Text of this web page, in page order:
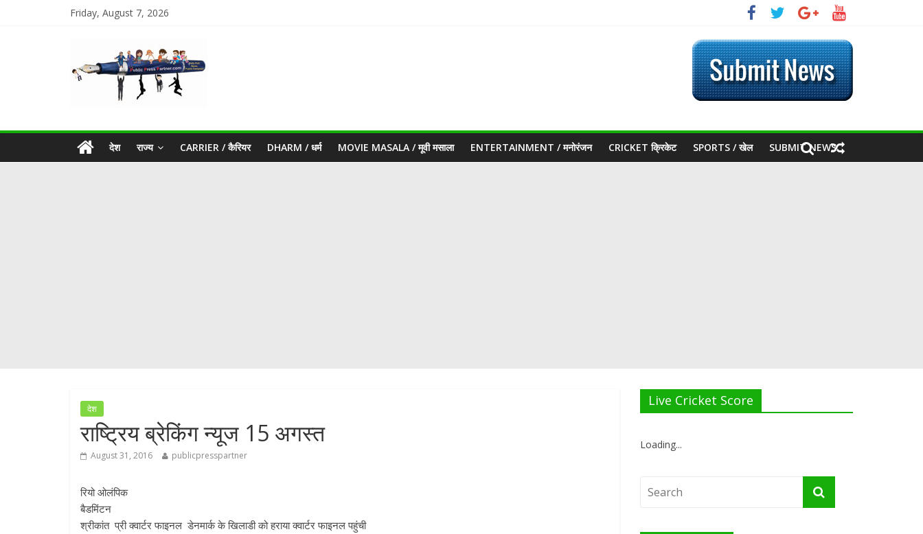
Friday, August 7, 2026
देश राज्य CARRIER / कैरियर DHARM / धर्म MOVIE MASALA / मूवी मसाला ENTERTAINMENT / मनोरंजन CRICKET क्रिकेट SPORTS / खेल SUBMIT NEWS
देश
राष्ट्रिय ब्रेकिंग न्यूज 15 अगस्त
August 31, 2016 publicpresspartner
रियो ओलंपिक
बैडमिंटन
श्रीकांत प्री क्वार्टर फाइनल डेनमार्क के खिलाडी को हराया क्वार्टर फाइनल पहुंची
Live Cricket Score
Loading...